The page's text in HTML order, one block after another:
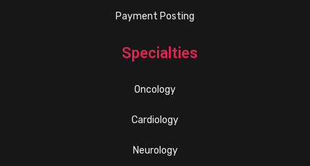
Payment Posting
Specialties
Oncology
Cardiology
Neurology